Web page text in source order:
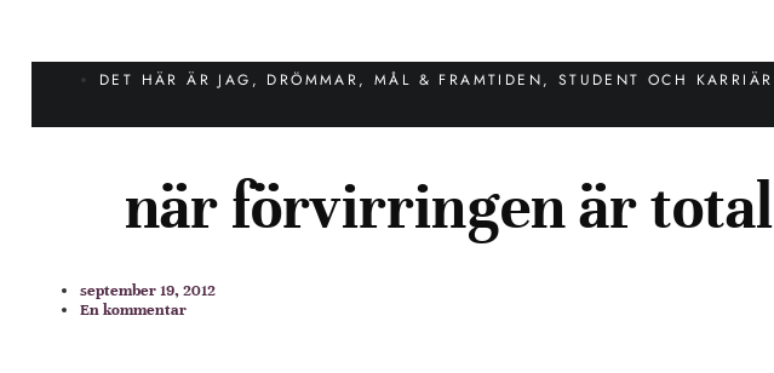
DET HÄR ÄR JAG , DRÖMMAR, MÅL & FRAMTIDEN, STUDENT OCH KARRIÄR
när förvirringen är total
september 19, 2012
En kommentar